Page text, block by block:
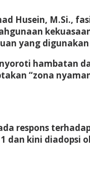
Husein, M.Si.,
yang
hambatan
“zona
respons
kini diadopsi